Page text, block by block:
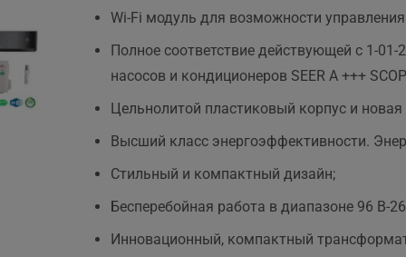
Wi-Fi модуль для возможности
Полное соответствие действующей c 1-
насосов и кондиционеров SEER A +++
Цельнолитой пластиковый корпус и новая
Высший класс энергоэффективности.
Стильный и компактный дизайн;
Бесперебойная работа в диапазоне 96 В-
Инновационный, компактный